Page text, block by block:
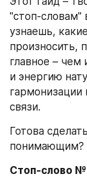
"стоп-
узнаешь,
произносить,
главное – чем
и энергию
гармонизации
связи.
Готова
понимающим?
Стоп-слово